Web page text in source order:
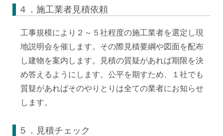
４．施工業者見積依頼
工事規模により２～５社程度の施工業者を選定し現
地説明会を催します。その際見積要綱や図面を配布
し建物を案内します。見積の質疑があれば期限を決
め答えるようにします。公平を期すため、１社でも
質疑があればそのやりとりは全ての業者にお知らせ
します。
５．見積チェック